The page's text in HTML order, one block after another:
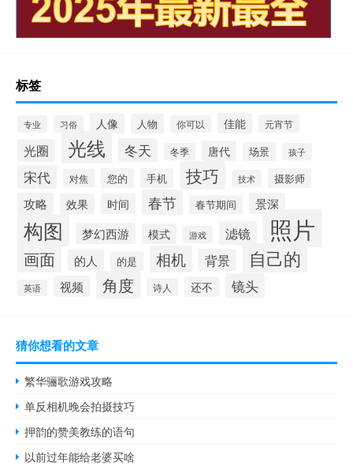
标签
专业 习俗 人像 人物 你可以 佳能 元宵节
光圈 光线 冬天 冬季 唐代 场景 孩子
宋代 对焦 您的 手机 技巧 技术 摄影师
攻略 效果 时间 春节 春节期间 景深
构图 梦幻西游 模式 游戏 滤镜 照片
画面 的人 的是 相机 背景 自己的
英语 视频 角度 诗人 还不 镜头
猜你想看的文章
繁华骊歌游戏攻略
单反相机晚会拍摄技巧
押韵的赞美教练的语句
以前过年能给老婆买啥